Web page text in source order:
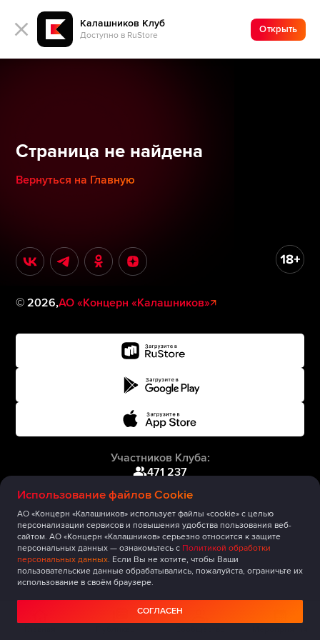
Калашников Клуб
Доступно в RuStore
Открыть
Использование файлов Cookie
АО «Концерн «Калашников» использует файлы «cookie» с целью
персонализации сервисов и повышения удобства пользования веб-
сайтом. АО «Концерн «Калашников» серьезно относится к защите
персональных данных — ознакомьтесь с Политикой обработки
персональных данных. Если Вы не хотите, чтобы Ваши
пользовательские данные обрабатывались, пожалуйста, ограничьте их
использование в своём браузере.
СОГЛАСЕН
Страница не найдена
Вернуться на Главную
©2026,АО «Концерн «Калашников»
Участников Клуба:
471 237